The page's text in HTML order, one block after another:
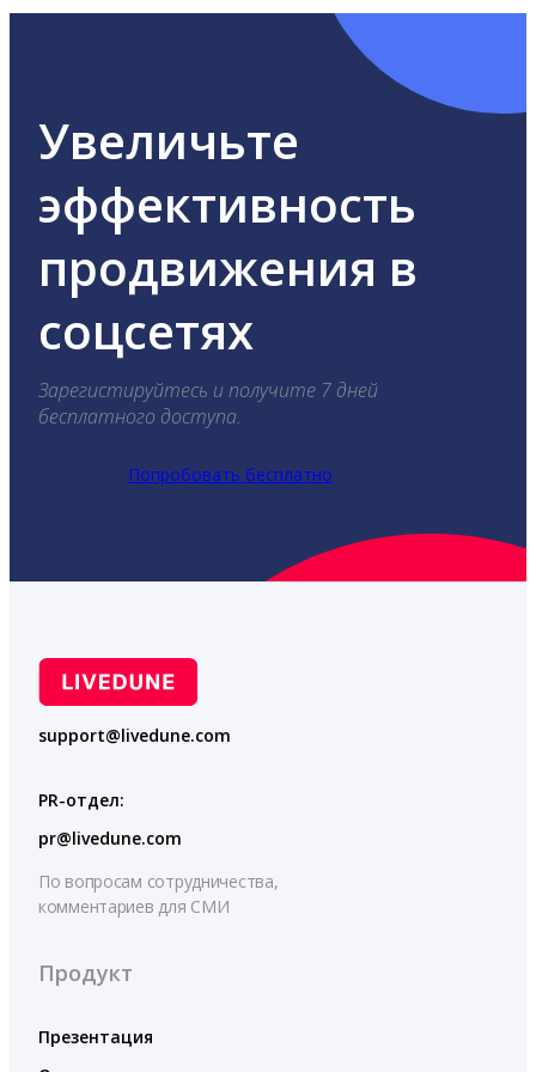
Увеличьте
эффективность
продвижения в
соцсетях
Зарегистируйтесь и получите 7 дней
бесплатного доступа.
Попробовать бесплатно
support@livedune.com
PR-отдел:
pr@livedune.com
По вопросам сотрудничества,
комментариев для СМИ
Продукт
Презентация